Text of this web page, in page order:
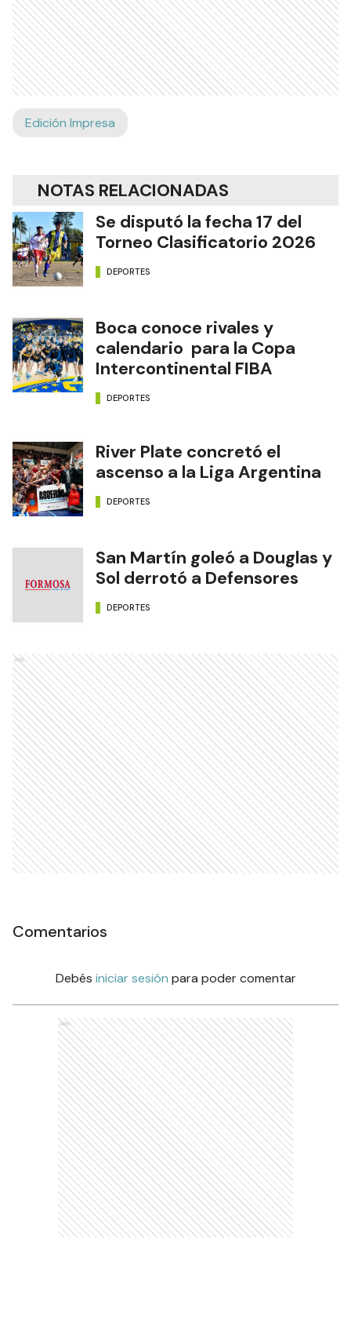
Edición Impresa
NOTAS RELACIONADAS
Se disputó la fecha 17 del
Torneo Clasificatorio 2026
DEPORTES
Boca conoce rivales y
calendario para la Copa
Intercontinental FIBA
DEPORTES
River Plate concretó el
ascenso a la Liga Argentina
DEPORTES
San Martín goleó a Douglas y
Sol derrotó a Defensores
DEPORTES
Ads
Comentarios
Debés iniciar sesión para poder comentar
Ads